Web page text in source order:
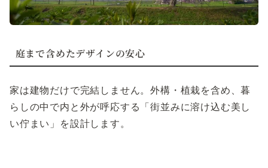
庭まで含めたデザインの安心
家は建物だけで完結しません。外構・植栽を含め、暮
らしの中で内と外が呼応する「街並みに溶け込む美し
い佇まい」を設計します。